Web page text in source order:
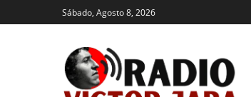
Sábado, Agosto 8, 2026